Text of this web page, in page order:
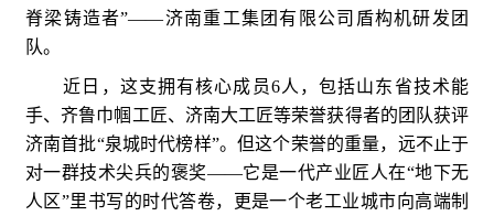
脊梁铸造者”——济南重工集团有限公司盾构机研发团
队。
近日，这支拥有核心成员6人，包括山东省技术能
手、齐鲁巾帼工匠、济南大工匠等荣誉获得者的团队获评
济南首批“泉城时代榜样”。但这个荣誉的重量，远不止于
对一群技术尖兵的褒奖——它是一代产业匠人在“地下无
人区”里书写的时代答卷，更是一个老工业城市向高端制